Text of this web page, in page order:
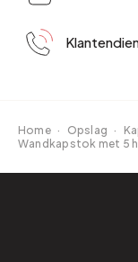
Home · Opslag ·
Wandkapstok met 5